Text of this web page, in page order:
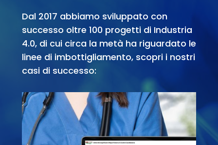
Dal 2017 abbiamo sviluppato con
successo oltre 100 progetti di Industria
4.0, di cui circa la metà ha riguardato le
linee di imbottigliamento, scopri i nostri
casi di successo: